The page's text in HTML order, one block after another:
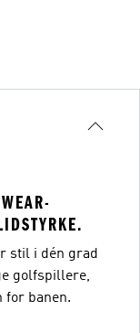
stil i dén grad
golfspillere,
for banen.